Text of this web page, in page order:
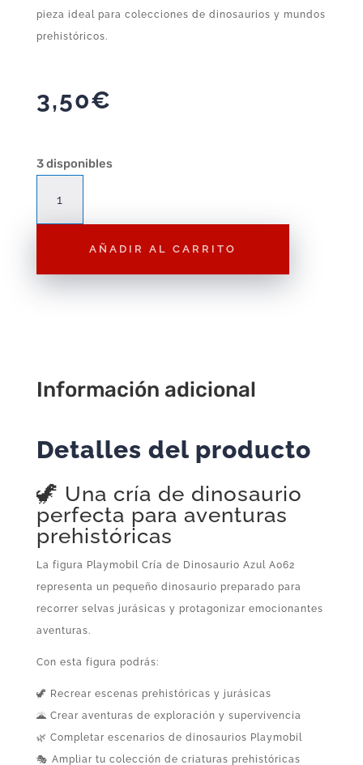
pieza ideal para colecciones de dinosaurios y mundos
prehistóricos.
3,50€
3 disponibles
Playmobil
Dinosaurio
Suelta
cantidad
AÑADIR AL CARRITO
Información adicional
Detalles del producto
🦖 Una cría de dinosaurio
perfecta para aventuras
prehistóricas
La figura Playmobil Cría de Dinosaurio Azul A062
representa un pequeño dinosaurio preparado para
recorrer selvas jurásicas y protagonizar emocionantes
aventuras.
Con esta figura podrás:
🦖 Recrear escenas prehistóricas y jurásicas
🌋 Crear aventuras de exploración y supervivencia
🌿 Completar escenarios de dinosaurios Playmobil
🎭 Ampliar tu colección de criaturas prehistóricas